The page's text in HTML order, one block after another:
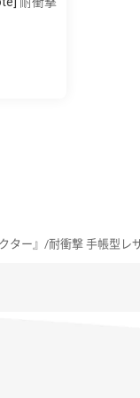
ター』/耐衝撃 手帳型レ